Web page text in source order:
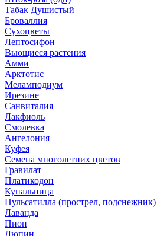
Табак Душистый
Броваллия
Сухоцветы
Лептосифон
Вьющиеся растения
Амми
Арктотис
Меламподиум
Ирезине
Санвиталия
Лакфиоль
Смолевка
Ангелония
Куфея
Семена многолетних цветов
Гравилат
Платикодон
Купальница
Пульсатилла (прострел, подснежник)
Лаванда
Пион
Люпин